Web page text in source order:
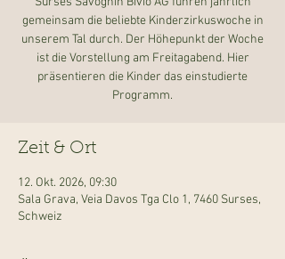
gemeinsam die beliebte Kinderzirkuswoche in
unserem Tal durch. Der Höhepunkt der Woche
ist die Vorstellung am Freitagabend. Hier
präsentieren die Kinder das einstudierte
Programm.
Zeit & Ort
12. Okt. 2026, 09:30
Sala Grava, Veia Davos Tga Clo 1, 7460 Surses,
Schweiz